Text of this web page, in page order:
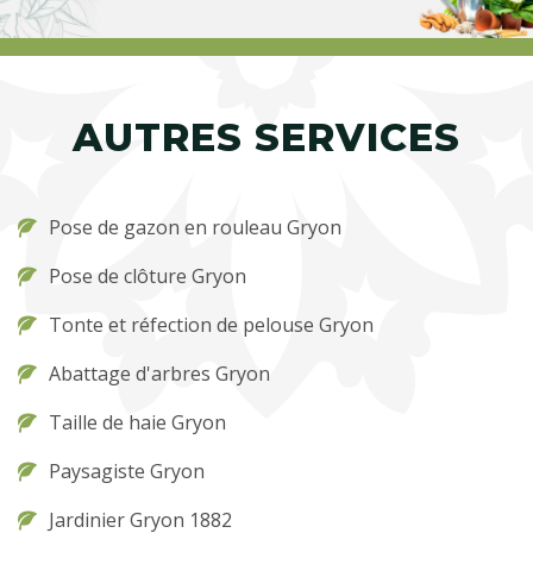
AUTRES SERVICES
Pose de gazon en rouleau Gryon
Pose de clôture Gryon
Tonte et réfection de pelouse Gryon
Abattage d'arbres Gryon
Taille de haie Gryon
Paysagiste Gryon
Jardinier Gryon 1882